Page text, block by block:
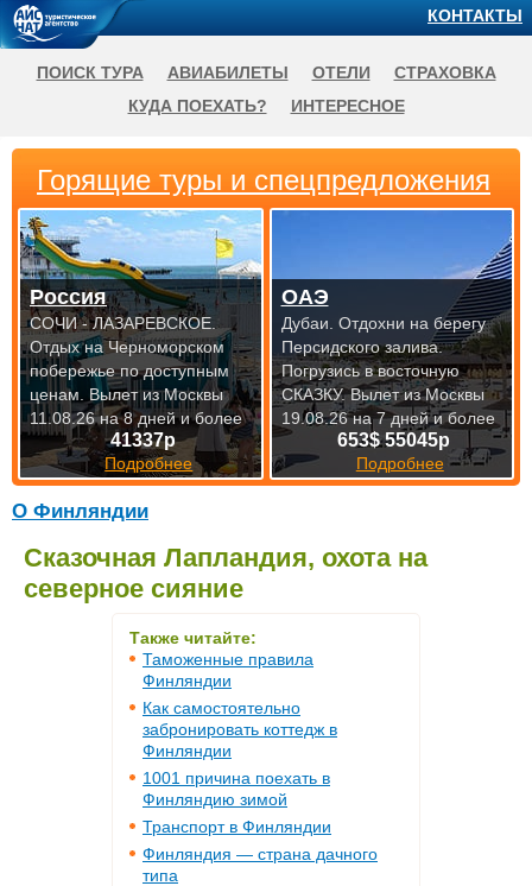
О Финляндии
Сказочная Лапландия, охота на
северное сияние
Также читайте:
Таможенные правила
Финляндии
Как самостоятельно
забронировать коттедж в
Финляндии
1001 причина поехать в
Финляндию зимой
Транспорт в Финляндии
Финляндия — страна дачного
типа
Горящие туры и спецпредложения
41337р
Подробнее
Россия
СОЧИ - ЛАЗАРЕВСКОЕ.
Отдых на Черноморском
побережье по доступным
ценам. Вылет из Москвы
11.08.26 на 8 дней и более
653$ 55045р
Подробнее
ОАЭ
Дубаи. Отдохни на берегу
Персидского залива.
Погрузись в восточную
СКАЗКУ.Вылет из Москвы
19.08.26 на 7 дней и более
КОНТАКТЫ
ПОИСК ТУРА АВИАБИЛЕТЫ ОТЕЛИ
СТРАХОВКА
КУДА ПОЕХАТЬ?
ИНТЕРЕСНОЕ